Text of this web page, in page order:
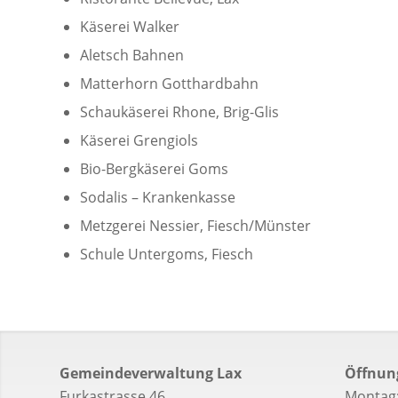
Käserei Walker
Aletsch Bahnen
Matterhorn Gotthardbahn
Schaukäserei Rhone, Brig-Glis
Käserei Grengiols
Bio-Bergkäserei Goms
Sodalis – Krankenkasse
Metzgerei Nessier, Fiesch/Münster
Schule Untergoms, Fiesch
Gemeindeverwaltung Lax